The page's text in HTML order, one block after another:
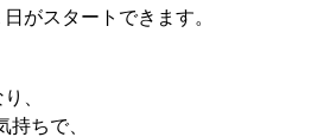
がスタートできます。
、
持ちで、